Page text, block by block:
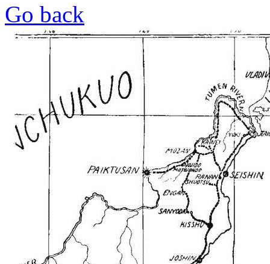
Go back